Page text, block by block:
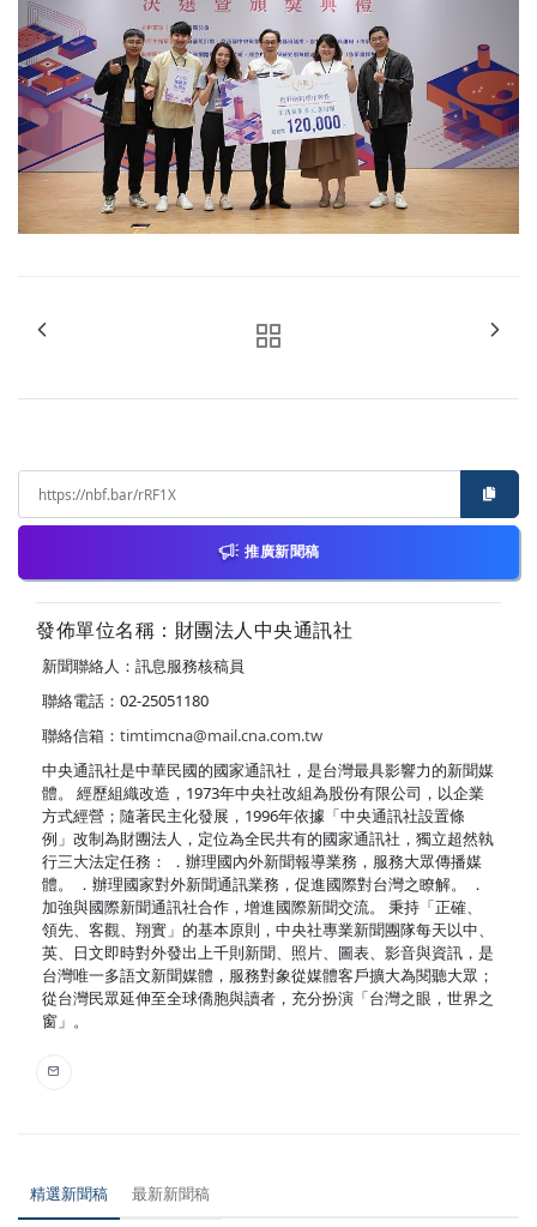
推廣新聞稿
發佈單位名稱：財團法人中央通訊社
新聞聯絡人：訊息服務核稿員
聯絡電話：02-25051180
聯絡信箱： timtimcna@mail.cna.com.tw
中央通訊社是中華民國的國家通訊社，是台灣最具影響力的新聞媒
體。 經歷組織改造，1973年中央社改組為股份有限公司，以企業
方式經營；隨著民主化發展，1996年依據「中央通訊社設置條
例」改制為財團法人，定位為全民共有的國家通訊社，獨立超然執
行三大法定任務： ．辦理國內外新聞報導業務，服務大眾傳播媒
體。 ．辦理國家對外新聞通訊業務，促進國際對台灣之瞭解。 ．
加強與國際新聞通訊社合作，增進國際新聞交流。 秉持「正確、
領先、客觀、翔實」的基本原則，中央社專業新聞團隊每天以中、
英、日文即時對外發出上千則新聞、照片、圖表、影音與資訊，是
台灣唯一多語文新聞媒體，服務對象從媒體客戶擴大為閱聽大眾；
從台灣民眾延伸至全球僑胞與讀者，充分扮演「台灣之眼，世界之
窗」。
精選新聞稿 最新新聞稿